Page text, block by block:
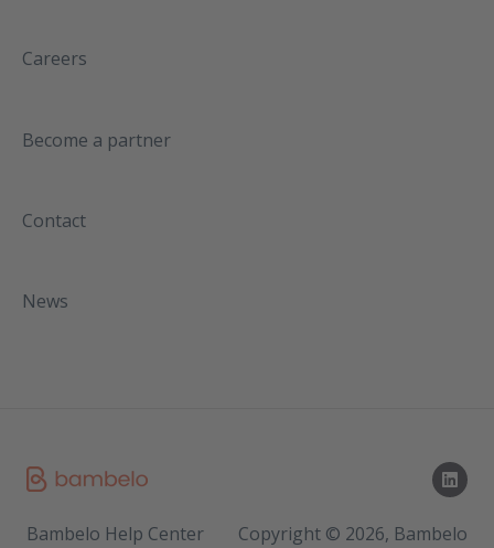
Careers
Become a partner
Contact
News
Bambelo Help Center Copyright © 2026, Bambelo